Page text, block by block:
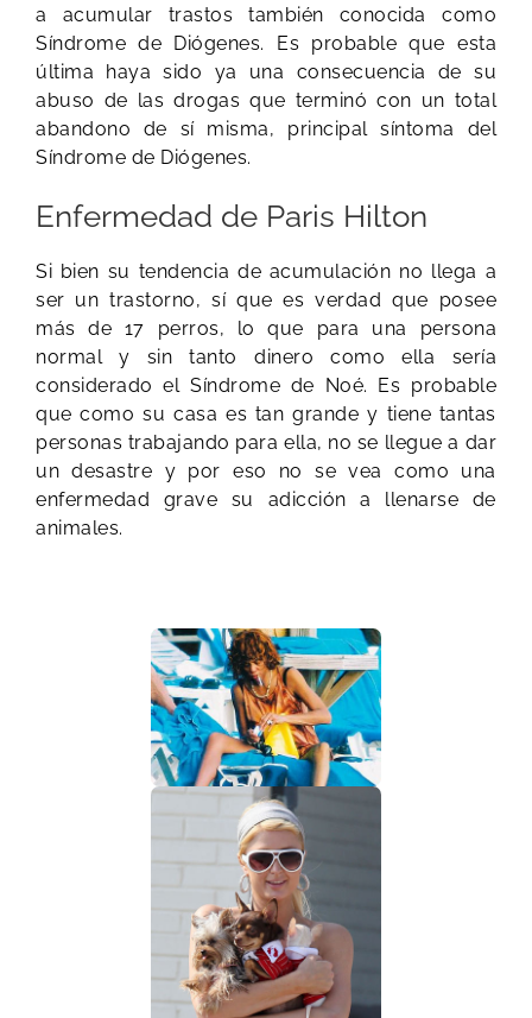
a acumular trastos también conocida como
Síndrome de Diógenes. Es probable que esta
última haya sido ya una consecuencia de su
abuso de las drogas que terminó con un total
abandono de sí misma, principal síntoma del
Síndrome de Diógenes.
Enfermedad de Paris Hilton
Si bien su tendencia de acumulación no llega a
ser un trastorno, sí que es verdad que posee
más de 17 perros, lo que para una persona
normal y sin tanto dinero como ella sería
considerado el Síndrome de Noé. Es probable
que como su casa es tan grande y tiene tantas
personas trabajando para ella, no se llegue a dar
un desastre y por eso no se vea como una
enfermedad grave su adicción a llenarse de
animales.